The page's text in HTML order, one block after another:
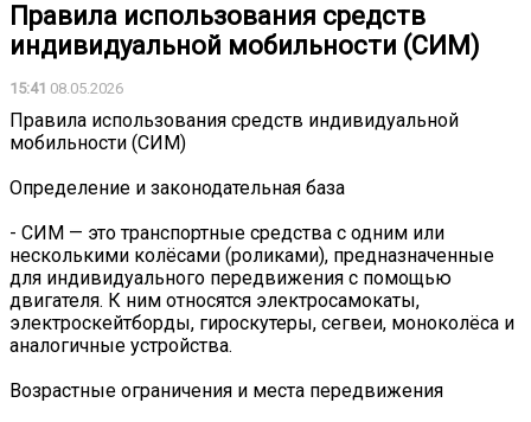
Правила использования средств
индивидуальной мобильности (СИМ)
15:41 08.05.2026
Правила использования средств индивидуальной
мобильности (СИМ)
Определение и законодательная база
- СИМ — это транспортные средства с одним или
несколькими колёсами (роликами), предназначенные
для индивидуального передвижения с помощью
двигателя. К ним относятся электросамокаты,
электроскейтборды, гироскутеры, сегвеи, моноколёса и
аналогичные устройства.
Возрастные ограничения и места передвижения